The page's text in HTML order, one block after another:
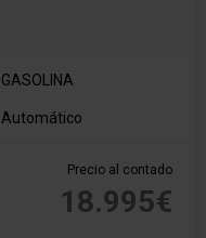
GASOLINA
Automático
Precio al contado
18.995€